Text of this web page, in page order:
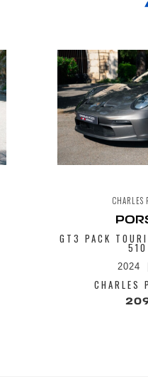
CHARLES
GT3 PACK
2024
CHARLES